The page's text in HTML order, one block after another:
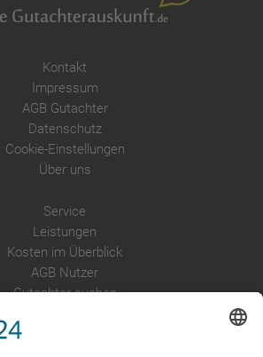
Kontakt
Impressum
AGB Gutachter
Datenschutz
Cookie-Einstellungen
Über uns
Service
Leistungen
Kosten im Überblick
AGB Nutzer
Gutachter suchen